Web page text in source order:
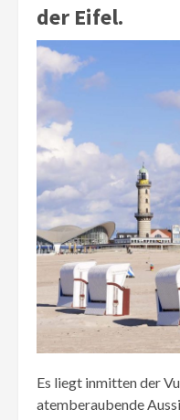
der Eifel.
Es liegt inmitten der
atemberaubende